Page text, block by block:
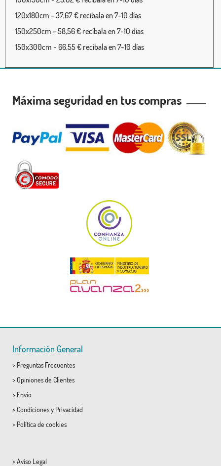
120x180cm - 37,67 € recíbala en 7-10 días
150x250cm - 58,56 € recíbala en 7-10 días
150x300cm - 66,55 € recíbala en 7-10 días
Máxima seguridad en tus compras
Información General
> Preguntas Frecuentes
> Opiniones de Clientes
> Envío
> Condicionesy Privacidad
> Política de cookies
> Aviso Legal